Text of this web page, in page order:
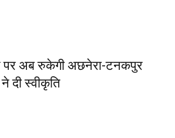
अब रुकेगी अछनेरा-टनकपुर
दी स्वीकृति